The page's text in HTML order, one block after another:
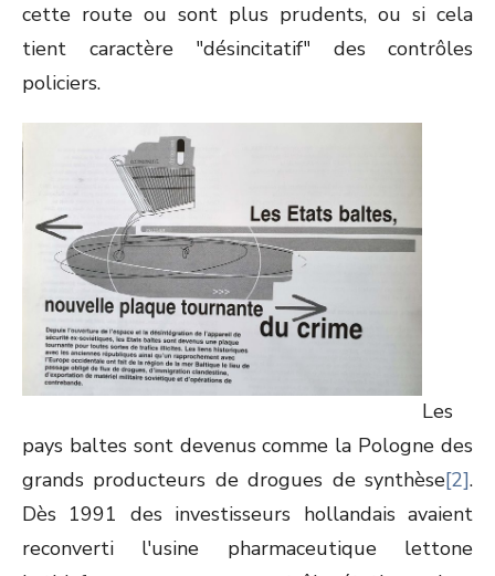
cette route ou sont plus prudents, ou si cela
tient caractère "désincitatif" des contrôles
policiers.
Les
pays baltes sont devenus comme la Pologne des
grands producteurs de drogues de synthèse[2].
Dès 1991 des investisseurs hollandais avaient
reconverti l'usine pharmaceutique lettone